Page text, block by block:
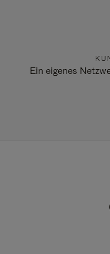
Ein eigenes